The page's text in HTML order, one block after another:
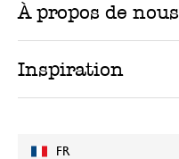
FR
À propos de nous
Inspiration